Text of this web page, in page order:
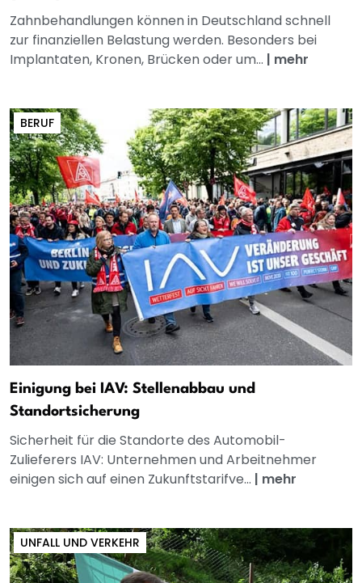
Zahnbehandlungen können in Deutschland schnell
zur finanziellen Belastung werden. Besonders bei
Implantaten, Kronen, Brücken oder um... | mehr
BERUF
Einigung bei IAV: Stellenabbau und
Standortsicherung
Sicherheit für die Standorte des Automobil-
Zulieferers IAV: Unternehmen und Arbeitnehmer
einigen sich auf einen Zukunftstarifve... | mehr
UNFALL UND VERKEHR